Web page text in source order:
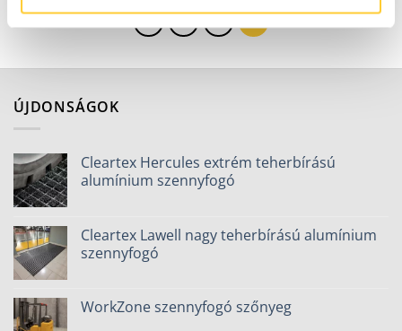
ÚJDONSÁGOK
Cleartex Hercules extrém teherbírású
alumínium szennyfogó
Cleartex Lawell nagy teherbírású alumínium
szennyfogó
WorkZone szennyfogó szőnyeg